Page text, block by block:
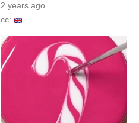
2 years ago
cc: